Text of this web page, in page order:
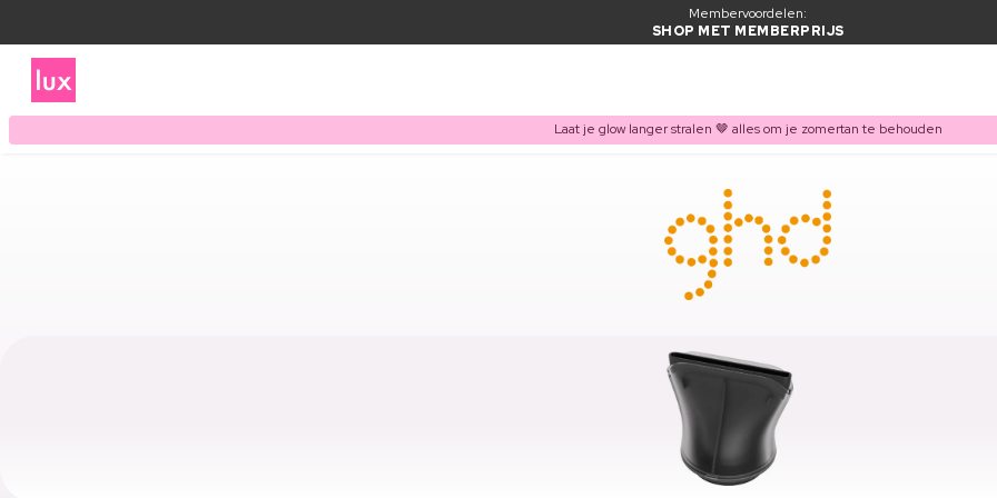
Membervoordelen:
SHOP MET MEMBERPRIJS
Laat je glow langer stralen 🤎 alles om je zomertan te behouden